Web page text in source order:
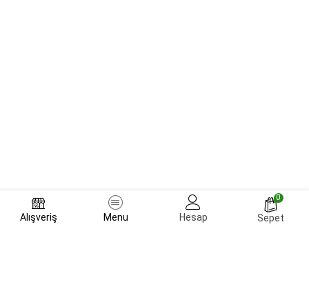
Alışveriş Menu Hesap
0
Sepet